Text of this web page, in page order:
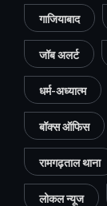
गाजियाबाद
जॉब अलर्ट
धर्म-अध्यात्म
बॉक्स ऑफिस
रामगढ़ताल थाना
लोकल न्यूज